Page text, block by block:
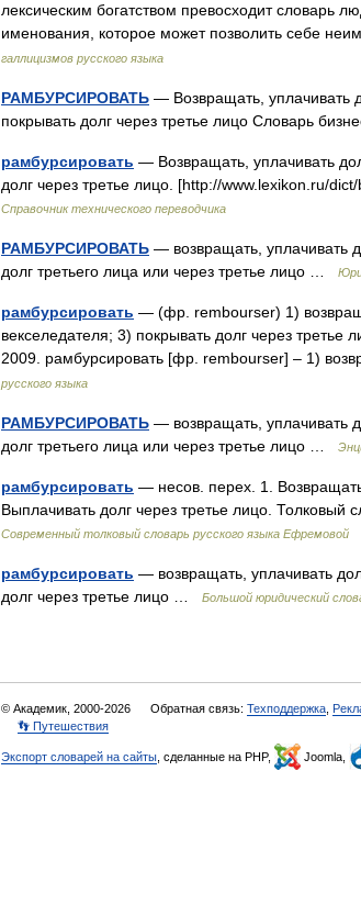
лексическим богатством превосходит словарь
именования, которое может позволить себе
галлицизмов русского языка
РАМБУРСИРОВАТЬ — Возвращать, уплачивать
покрывать долг через третье лицо Словарь
рамбурсировать — Возвращать, уплачивать
долг через третье лицо. [http://www.lexikon.ru/
Справочник технического переводчика
РАМБУРСИРОВАТЬ — возвращать, уплачивать
долг третьего лица или через третье лицо …
рамбурсировать — (фр. rembourser) 1)
векселедателя; 3) покрывать долг через третье
2009. рамбурсировать [фр. rembourser] – 1)
русского языка
РАМБУРСИРОВАТЬ — возвращать, уплачивать
долг третьего лица или через третье лицо …
рамбурсировать — несов. перех. 1.
Выплачивать долг через третье лицо.
Современный толковый словарь русского языка Ефремовой
рамбурсировать — возвращать, уплачивать
долг через третье лицо …
Большой юридический
© Академик, 2000-2026 Обратная связь: Техподдержка
👣 Путешествия
Экспорт словарей на сайты , сделанные на PHP, Joomla,